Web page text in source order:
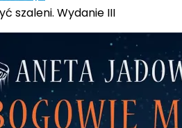
szaleni. Wydanie III